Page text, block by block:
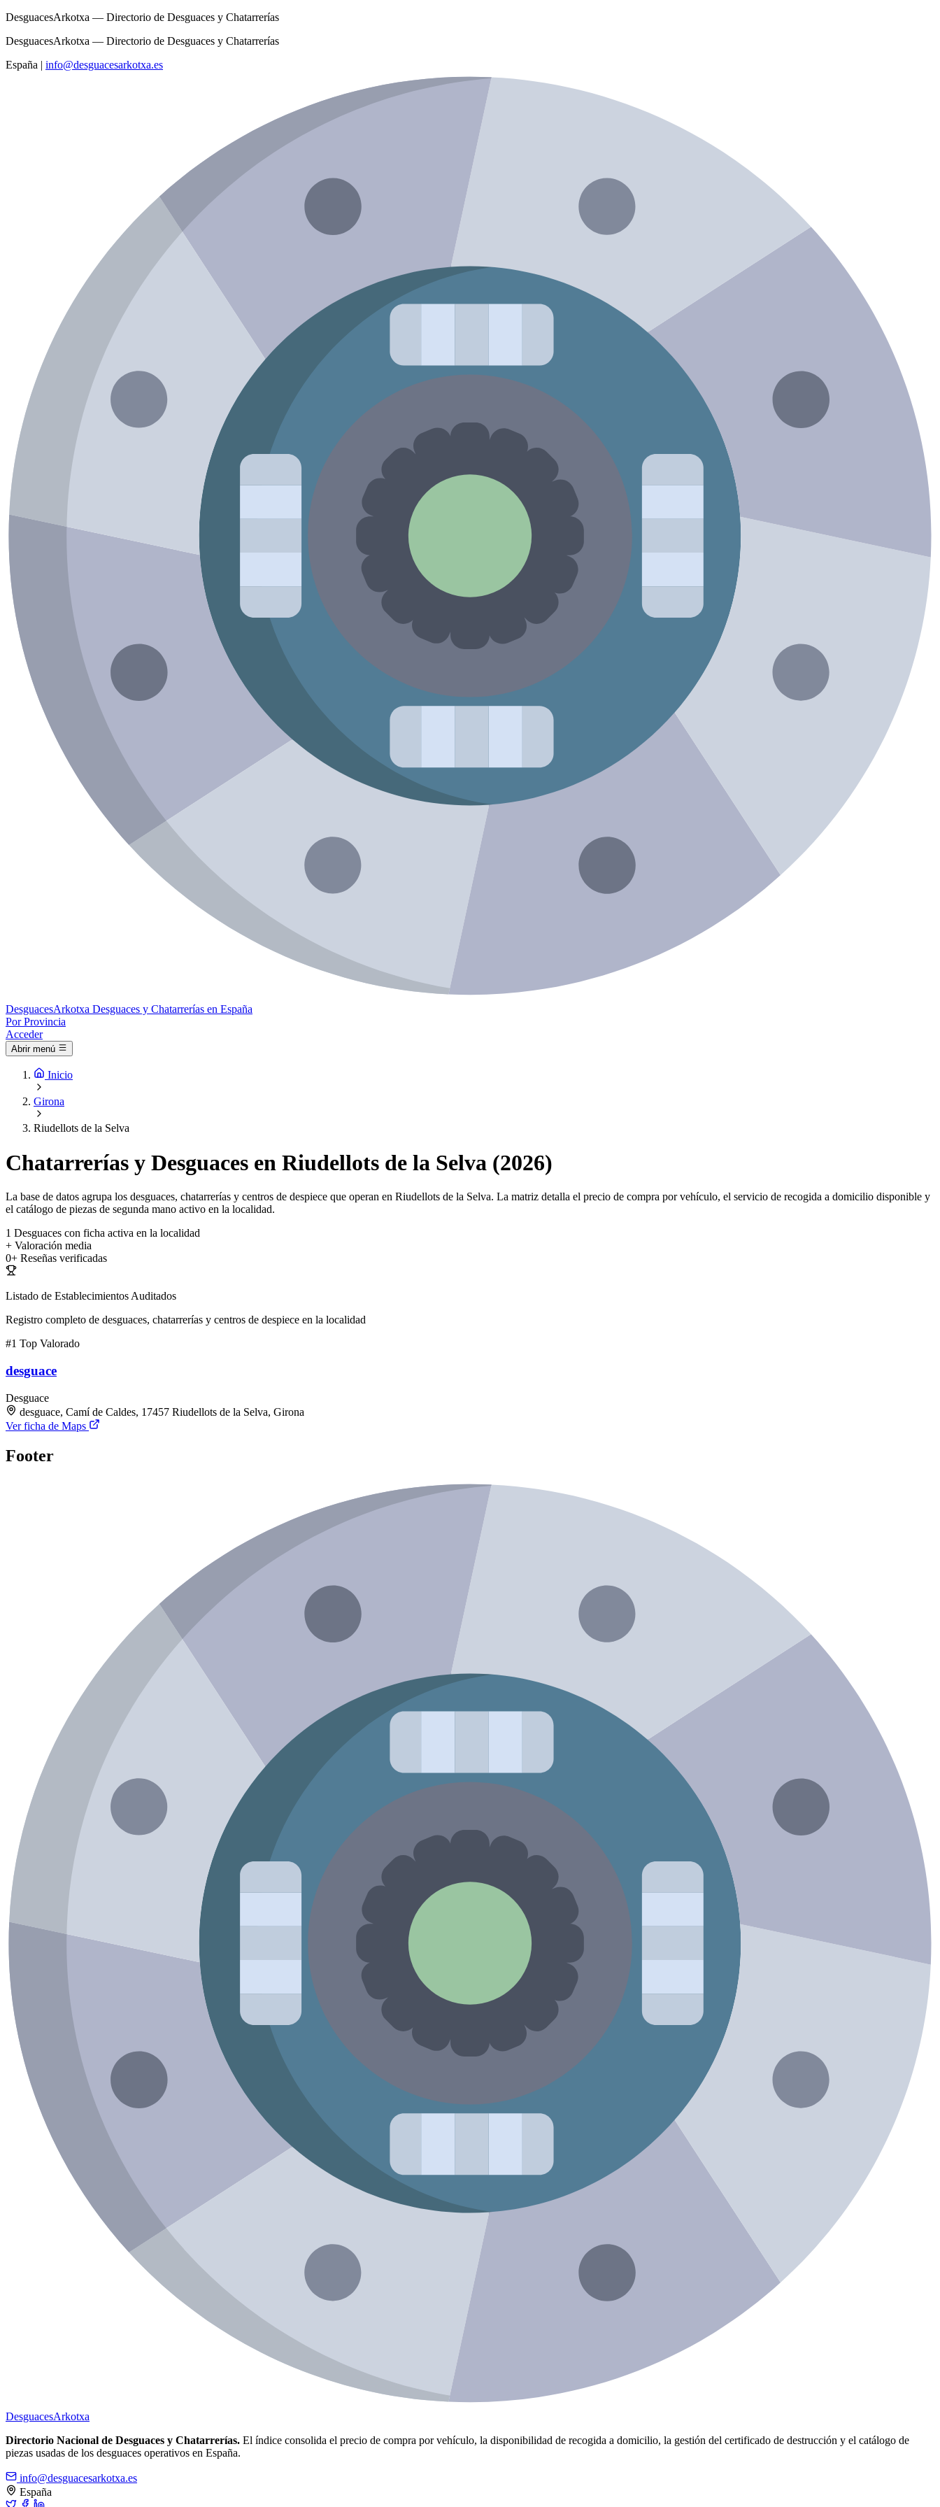
DesguacesArkotxa — Directorio de Desguaces y Chatarrerías
DesguacesArkotxa — Directorio de Desguaces y Chatarrerías
España | info@desguacesarkotxa.es
DesguacesArkotxa Desguaces y Chatarrerías en España
Por Provincia
Acceder
Abrir menú
Inicio
Girona
Riudellots de la Selva
Chatarrerías y Desguaces en Riudellots de la Selva (2026)
La base de datos agrupa los desguaces, chatarrerías y centros de despiece que operan en Riudellots de la Selva. La matriz detalla el precio de compra por vehículo, el servicio de recogida a domicilio disponible y
el catálogo de piezas de segunda mano activo en la localidad.
1 Desguaces con ficha activa en la localidad
+ Valoración media
0+ Reseñas verificadas
Listado de Establecimientos Auditados
Registro completo de desguaces, chatarrerías y centros de despiece en la localidad
#1 Top Valorado
desguace
Desguace
desguace, Camí de Caldes, 17457 Riudellots de la Selva, Girona
Ver ficha de Maps
Footer
DesguacesArkotxa
Directorio Nacional de Desguaces y Chatarrerías. El índice consolida el precio de compra por vehículo, la disponibilidad de recogida a domicilio, la gestión del certificado de destrucción y el catálogo de
piezas usadas de los desguaces operativos en España.
info@desguacesarkotxa.es
España